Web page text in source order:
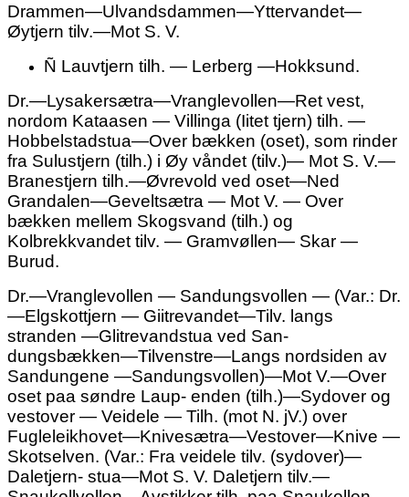
Drammen—Ulvandsdammen—Yttervandet—
Øytjern tilv.—Mot S. V.
Ñ Lauvtjern tilh. — Lerberg —Hokksund.
Dr.—Lysakersætra—Vranglevollen—Ret vest,
nordom Kataasen — Villinga (Iitet tjern) tilh. —
Hobbelstadstua—Over bækken (oset), som rinder
fra Sulustjern (tilh.) i Øy våndet (tilv.)— Mot S. V.—
Branestjern tilh.—Øvrevold ved oset—Ned
Grandalen—Geveltsætra — Mot V. — Over
bækken mellem Skogsvand (tilh.) og
Kolbrekkvandet tilv. — Gramvøllen— Skar —
Burud.
Dr.—Vranglevollen — Sandungsvollen — (Var.: Dr.
—Elgskottjern — Giitrevandet—Tilv. langs
stranden —Glitrevandstua ved San-
dungsbækken—Tilvenstre—Langs nordsiden av
Sandungene —Sandungsvollen)—Mot V.—Over
oset paa søndre Laup- enden (tilh.)—Sydover og
vestover — Veidele — Tilh. (mot N. jV.) over
Fugleleikhovet—Knivesætra—Vestover—Knive —
Skotselven. (Var.: Fra veidele tilv. (sydover)—
Daletjern- stua—Mot S. V. Daletjern tilv.—